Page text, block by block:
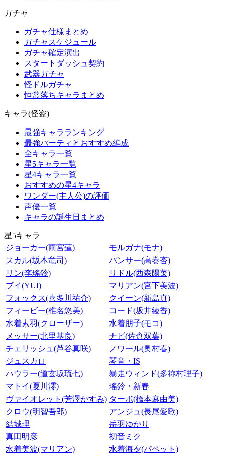
ガチャ
ガチャ仕様まとめ
ガチャスケジュール
ガチャ確定演出
スタートダッシュ契約
武器ガチャ
怪ドルガチャ
恒常落ちキャラまとめ
キャラ(怪盗)
最強キャラランキング
最強パーティとおすすめ編成
全キャラ一覧
星5キャラ一覧
星4キャラ一覧
おすすめの星4キャラ
ワンダー(主人公)の評価
声優一覧
キャラの誕生日まとめ
星5キャラ
ジョーカー(雨宮蓮)
モルガナ(モナ)
スカル(坂本竜司)
パンサー(高巻杏)
リン(李瑤鈴)
リドル(西森陽菜)
ブイ(YUI)
マリアン(宮下美波)
フォックス(喜多川祐介)
クイーン(新島真)
フィービー(椎名悠美)
コード(坂井綾香)
水着素羽(クローザー)
水着朋子(モコ)
メッサー(北里基良)
ナビ(佐倉双葉)
チェリッシュ(芦谷真咲)
ノワール(奥村春)
ジュスカロ
琴音・IS
ハウラー(道玄坂琉七)
暴走ウィンド(多祢村理子)
マトイ(夏川澪)
瑤鈴・新春
ヴァイオレット(芳澤かすみ) ターボ(橋本麻由美)
クロウ(明智吾郎)
アンジュ(長尾愛歌)
結城理
岳羽ゆかり
真田明彦
初音ミク
水着美波(マリアン)
水着海夕(パペット)